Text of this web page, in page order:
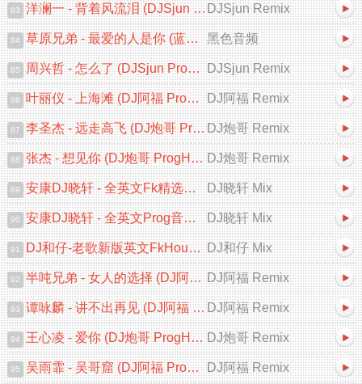
83 洋澜一 - 背着风流泪 (DJSjun ProgHouse Remix 2025)DJSjun Remix
84 草原兄弟 - 最爱的人是你 (蓝溪DJ浩仔 ProgHouse Rmx 2025) 黑色音频
85 周兴哲 - 怎么了 (DJSjun ProgHouse Remix 2025) DJSjun Remix
86 叶丽仪 - 上海滩 (DJ阿福 ProgHouse Remix 2025)粤语 DJ阿福 Remix
87 李圣杰 - 远走高飞 (DJ炮哥 ProgHouse Remix 2025)DJ炮哥 Remix
88 张杰 - 想见你 (DJ炮哥 ProgHouse Remix 2025) DJ炮哥 Remix
89 安康DJ晓轩 - 全英文Fk精选葡萄仔最新勐拉之夜迷幻上太空串烧 DJ晓轩 Mix
90 安康DJ晓轩 - 全英文Prog音乐高档次无心睡眠鼓包房必备轻飘太空幻境之旅专辑 DJ晓轩 Mix
91 DJ和仔-老歌新版英文FkHouse太空节奏串烧 DJ和仔 Mix
92 半吨兄弟 - 女人的选择 (DJ阿福 ProgHouse Remix) DJ阿福 Remix
93 谭咏麟 - 讲不出再见 (DJ阿福 ProgHouse Remix 2025)粤语DJ阿福 Remix
94 王心凌 - 爱你 (DJ炮哥 ProgHouse Remix 2025)V2 DJ炮哥 Remix
95 吴雨霏 - 吴哥窟 (DJ阿福 ProgHouse Remix)粤语 DJ阿福 Remix